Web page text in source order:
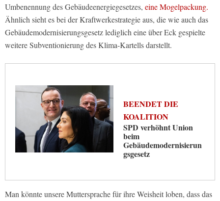
Umbenennung des Gebäudeenergiegesetzes, eine Mogelpackung.
Ähnlich sieht es bei der Kraftwerkestrategie aus, die wie auch das
Gebäudemodernisierungsgesetz lediglich eine über Eck gespielte
weitere Subventionierung des Klima-Kartells darstellt.
BEENDET DIE
KOALITION
SPD verhöhnt Union
beim
Gebäudemodernisierun
gsgesetz
Man könnte unsere Muttersprache für ihre Weisheit loben, dass das